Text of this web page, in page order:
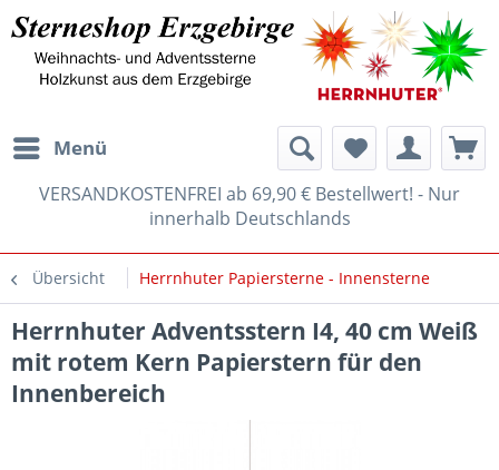
Menü
VERSANDKOSTENFREI ab 69,90 € Bestellwert! - Nur
innerhalb Deutschlands
Übersicht Herrnhuter Papiersterne - Innensterne
Herrnhuter Adventsstern I4, 40 cm Weiß
mit rotem Kern Papierstern für den
Innenbereich